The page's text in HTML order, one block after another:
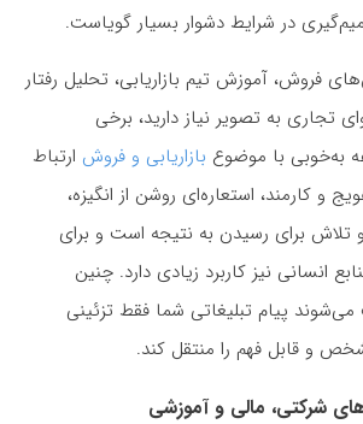
در شرایط دشوار بسیار گویاست.
فروش، آموزش تیم بازاریابی، تحلیل رفتار
تجاری به تصویر نیاز دارید، برخی
به‌خوبی با موضوع بازاریابی و فروش ارتباط
و کارمند، استعاره‌ای روشن از انگیزه،
تلاش برای رسیدن به نتیجه است و برای
انسانی نیز کاربرد زیادی دارد. چنین
پیام تبلیغاتی شما فقط تزئینی
و قابل فهم را منتقل کند.
شرکتی، مالی و آموزشی